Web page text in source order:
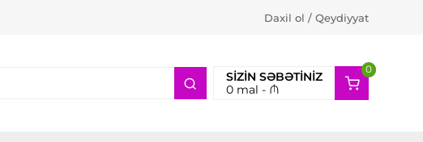
Daxil ol / Qeydiyyat
SIZIN SƏBƏTINIZ
0mal - ₼
0
2